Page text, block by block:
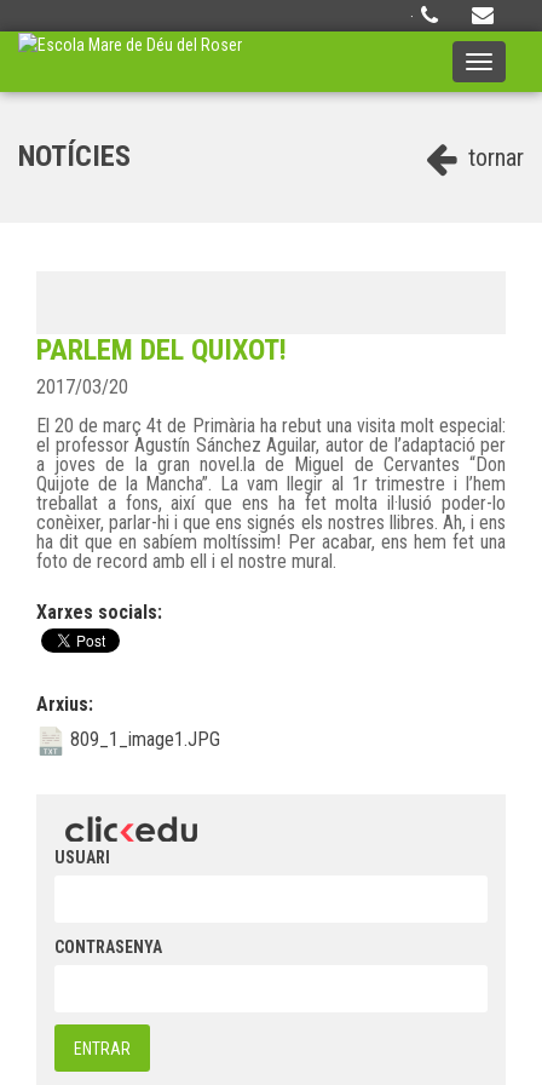
·
Toggle
tornar
NOTÍCIES
PARLEM DEL QUIXOT!
2017/03/20
El 20 de març 4t de Primària ha rebut una visita molt especial:
el professor Agustín Sánchez Aguilar, autor de l’adaptació per
a joves de la gran novel.la de Miguel de Cervantes “Don
Quijote de la Mancha”. La vam llegir al 1r trimestre i l’hem
treballat a fons, així que ens ha fet molta il·lusió poder-lo
conèixer, parlar-hi i que ens signés els nostres llibres. Ah, i ens
ha dit que en sabíem moltíssim! Per acabar, ens hem fet una
foto de record amb ell i el nostre mural.
Xarxes socials:
Arxius:
809_1_image1.JPG
USUARI
CONTRASENYA